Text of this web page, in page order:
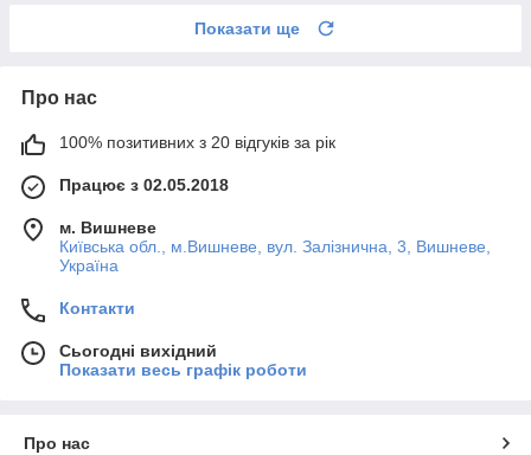
Показати ще
Про нас
100% позитивних з 20 відгуків за рік
Працює з 02.05.2018
м. Вишневе
Київська обл., м.Вишневе, вул. Залізнична, 3, Вишневе,
Україна
Контакти
Сьогодні вихідний
Показати весь графік роботи
Про нас